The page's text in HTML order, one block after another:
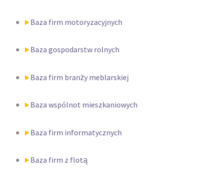
Baza firm motoryzacyjnych
Baza gospodarstw rolnych
Baza firm branży meblarskiej
Baza wspólnot mieszkaniowych
Baza firm informatycznych
Baza firm z flotą